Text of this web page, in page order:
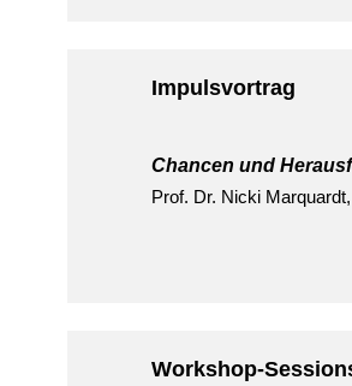
Impulsvortrag
Chancen und
Prof. Dr. Nicki
Workshop-